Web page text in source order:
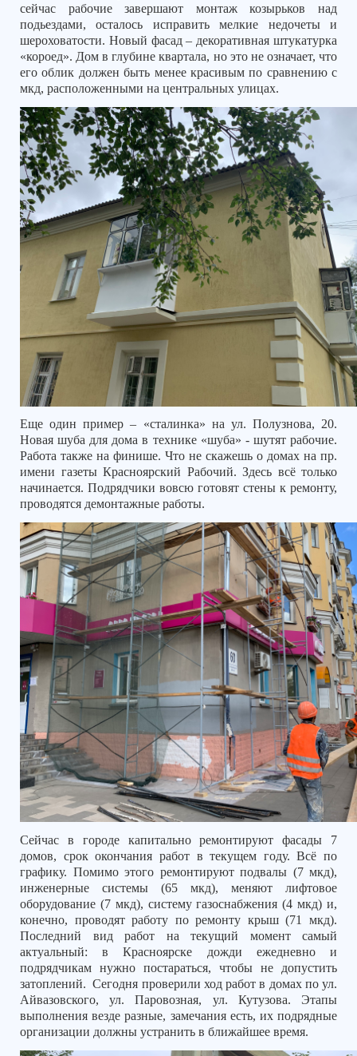
сейчас рабочие завершают монтаж козырьков над
подьездами, осталось исправить мелкие недочеты и
шероховатости. Новый фасад – декоративная штукатурка
«короед». Дом в глубине квартала, но это не означает, что
его облик должен быть менее красивым по сравнению с
мкд, расположенными на центральных улицах.
Еще один пример – «сталинка» на ул. Полузнова, 20.
Новая шуба для дома в технике «шуба» - шутят рабочие.
Работа также на финише. Что не скажешь о домах на пр.
имени газеты Красноярский Рабочий. Здесь всё только
начинается. Подрядчики вовсю готовят стены к ремонту,
проводятся демонтажные работы.
Сейчас в городе капитально ремонтируют фасады 7
домов, срок окончания работ в текущем году. Всё по
графику. Помимо этого ремонтируют подвалы (7 мкд),
инженерные системы (65 мкд), меняют лифтовое
оборудование (7 мкд), систему газоснабжения (4 мкд) и,
конечно, проводят работу по ремонту крыш (71 мкд).
Последний вид работ на текущий момент самый
актуальный: в Красноярске дожди ежедневно и
подрядчикам нужно постараться, чтобы не допустить
затоплений. Сегодня проверили ход работ в домах по ул.
Айвазовского, ул. Паровозная, ул. Кутузова. Этапы
выполнения везде разные, замечания есть, их подрядные
организации должны устранить в ближайшее время.